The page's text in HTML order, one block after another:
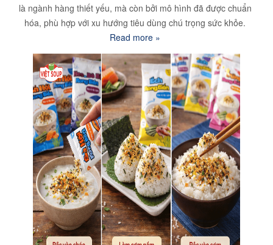
là ngành hàng thiết yếu, mà còn bởi mô hình đã được chuẩn
hóa, phù hợp với xu hướng tiêu dùng chú trọng sức khỏe.
Read more »